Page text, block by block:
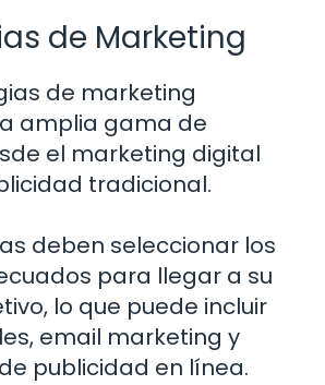
de Marketing
de marketing
amplia gama de
el marketing digital
tradicional.
deben seleccionar los
para llegar a su
lo que puede incluir
email marketing y
publicidad en línea.